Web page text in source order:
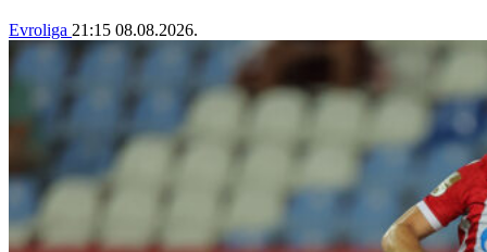
Evroliga 21:15 08.08.2026.